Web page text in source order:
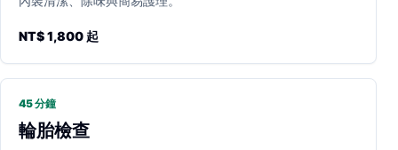
NT$ 1,800 起
45 分鐘
輪胎檢查